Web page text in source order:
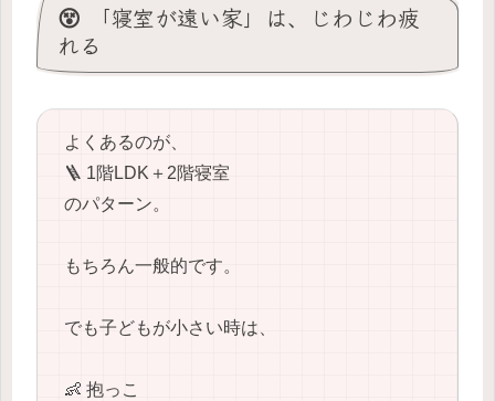
😵 「寝室が遠い家」は、じわじわ疲
れる
よくあるのが、
🪜 1階LDK＋2階寝室
のパターン。
もちろん一般的です。
でも子どもが小さい時は、
👶 抱っこ